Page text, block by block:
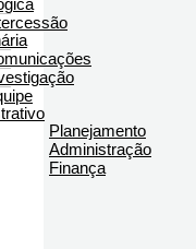
Planejamento
Administração
Finança